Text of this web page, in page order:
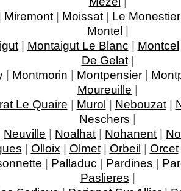
Miremont| Moissat| Le Monestier
Montel |
| Montaigut Le Blanc | Montcel
De Gelat|
| Montmorin | Montpensier |
Moureuille |
Le Quaire | Murol | Nebouzat|
Neschers |
Neuville | Noalhat | Nohanent |
| Olloix | Olmet| Orbeil | Orcet
| Palladuc | Pardines |
Paslieres |